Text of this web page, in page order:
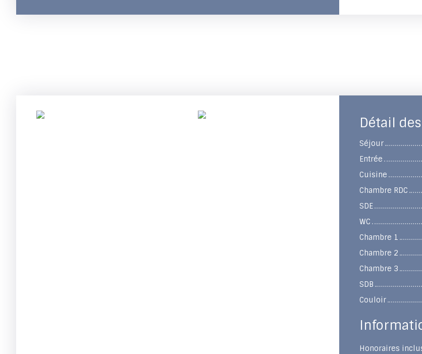
Détail
Séjour
Entrée
Cuisine
Chambre RDC
SDE
WC
Chambre 1
Chambre 2
Chambre 3
SDB
Couloir
Honoraires